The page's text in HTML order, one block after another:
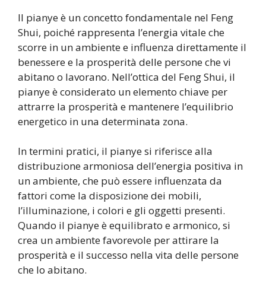
Il pianye è un concetto fondamentale nel Feng
Shui, poiché rappresenta l’energia vitale che
scorre in un ambiente e influenza direttamente il
benessere e la prosperità delle persone che vi
abitano o lavorano. Nell’ottica del Feng Shui, il
pianye è considerato un elemento chiave per
attrarre la prosperità e mantenere l’equilibrio
energetico in una determinata zona.
In termini pratici, il pianye si riferisce alla
distribuzione armoniosa dell’energia positiva in
un ambiente, che può essere influenzata da
fattori come la disposizione dei mobili,
l’illuminazione, i colori e gli oggetti presenti.
Quando il pianye è equilibrato e armonico, si
crea un ambiente favorevole per attirare la
prosperità e il successo nella vita delle persone
che lo abitano.